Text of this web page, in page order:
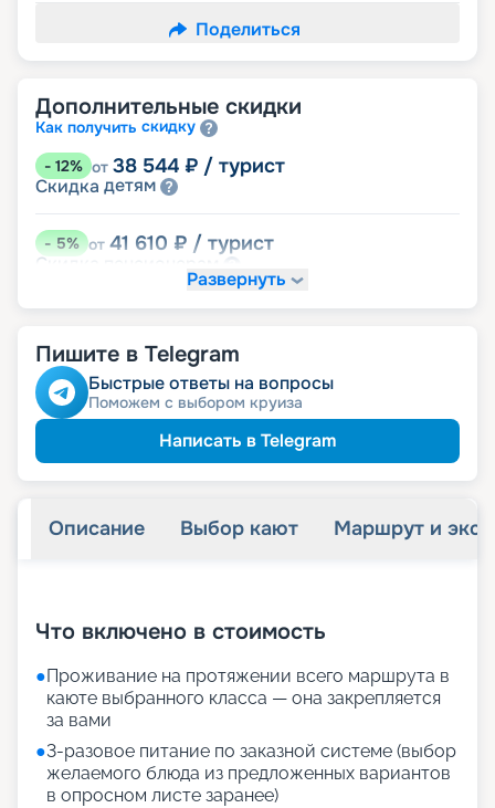
Поделиться
Дополнительные скидки
Как получить скидку
- 12% от 38 544 ₽ / турист
Скидка детям
-5% от 41 610 ₽ / турист
Скидка
именинникамРазвернуть
Пишите в Telegram
Быстрые ответы на вопросы
Поможем с выбором круиза
Написать в Telegram
Описание Выбор кают Маршрут и
Что включено в стоимость
●Проживание на протяжении всего маршрута в
каюте выбранного класса — она закрепляется
за вами
●3-разовое питание по заказной системе (выбор
желаемого блюда из предложенных вариантов
в опросном листе заранее)